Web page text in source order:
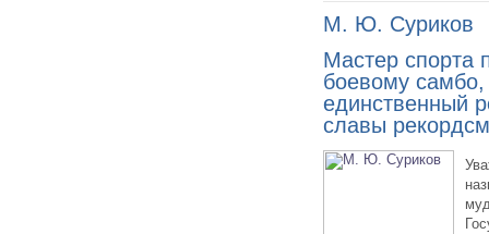
М. Ю. Суриков
Мастер спорта
боевому самбо,
единственный
славы